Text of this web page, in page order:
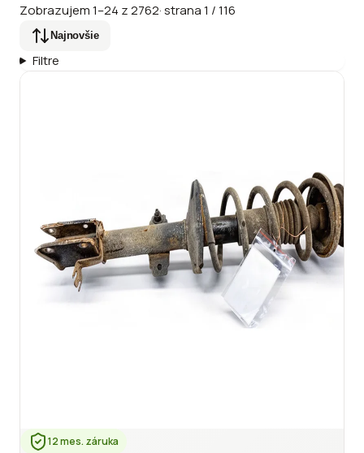
Zobrazujem1–24 z2762·strana1 /116
Najnovšie
Filtre
12 mes. záruka